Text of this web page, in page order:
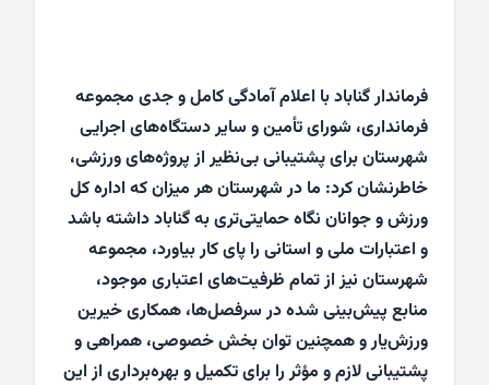
فرماندار گناباد با اعلام آمادگی کامل و جدی مجموعه
فرمانداری، شورای تأمین و سایر دستگاه‌های اجرایی
شهرستان برای پشتیبانی بی‌نظیر از پروژه‌های ورزشی،
خاطرنشان کرد: ما در شهرستان هر میزان که اداره کل
ورزش و جوانان نگاه حمایتی‌تری به گناباد داشته باشد
و اعتبارات ملی و استانی را پای کار بیاورد، مجموعه
شهرستان نیز از تمام ظرفیت‌های اعتباری موجود،
منابع پیش‌بینی شده در سرفصل‌ها، همکاری خیرین
ورزش‌یار و همچنین توان بخش خصوصی، همراهی و
پشتیبانی لازم و مؤثر را برای تکمیل و بهره‌برداری از این